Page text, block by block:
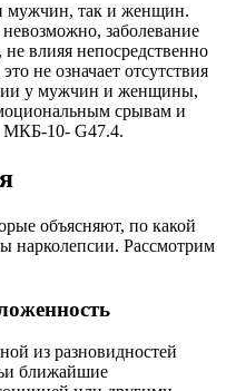
мужчин, так и женщин.
заболевание
влияя непосредственно
не означает отсутствия
у мужчин и женщины,
срывам и
МКБ-10- G47.4.
объясняют, по какой
нарколепсии. Рассмотрим
из разновидностей
ближайшие